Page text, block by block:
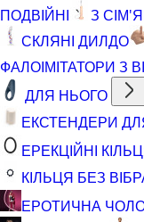
ПОДВІЙНІ
З
СКЛЯНІ ДИЛДО
ФАЛОІМІТАТОРИ З
ДЛЯ НЬОГО
ЕКСТЕНДЕРИ
ЕРЕКЦІЙНІ
КІЛЬЦЯ БЕЗ
ЕРОТИЧНА